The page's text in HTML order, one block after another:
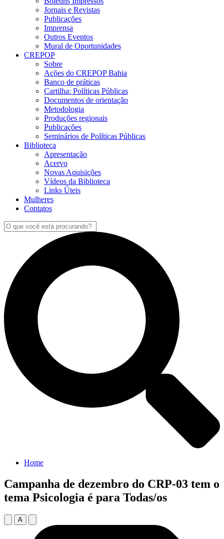
Jornais e Revistas
Publicações
Imprensa
Outros Eventos
Mural de Oportunidades
CREPOP
Sobre
Ações do CREPOP Bahia
Banco de práticas
Cartilha: Políticas Públicas
Documentos de orientação
Metodologia
Produções regionais
Publicações
Seminários de Políticas Públicas
Biblioteca
Apresentação
Acervo
Novas Aquisições
Vídeos da Biblioteca
Links Úteis
Mulheres
Contatos
Home
Campanha de dezembro do CRP-03 tem o
tema Psicologia é para Todas/os
A